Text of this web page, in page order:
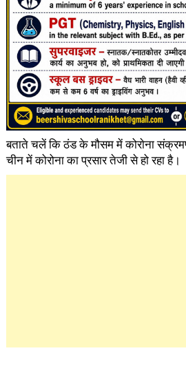
बताते चलें कि ठंड के मौसम में कोराेना
चीन में कोरोना का प्रसार तेजी से हो रहा है।